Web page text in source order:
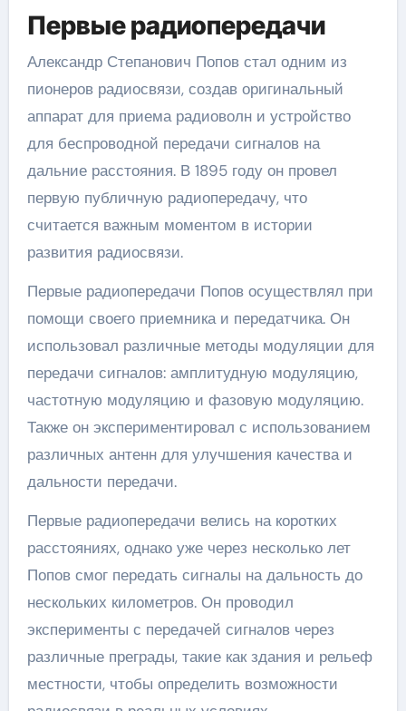
Первые радиопередачи
Александр Степанович Попов стал одним из
пионеров радиосвязи, создав оригинальный
аппарат для приема радиоволн и устройство
для беспроводной передачи сигналов на
дальние расстояния. В 1895 году он провел
первую публичную радиопередачу, что
считается важным моментом в истории
развития радиосвязи.
Первые радиопередачи Попов осуществлял при
помощи своего приемника и передатчика. Он
использовал различные методы модуляции для
передачи сигналов: амплитудную модуляцию,
частотную модуляцию и фазовую модуляцию.
Также он экспериментировал с использованием
различных антенн для улучшения качества и
дальности передачи.
Первые радиопередачи велись на коротких
расстояниях, однако уже через несколько лет
Попов смог передать сигналы на дальность до
нескольких километров. Он проводил
эксперименты с передачей сигналов через
различные преграды, такие как здания и рельеф
местности, чтобы определить возможности